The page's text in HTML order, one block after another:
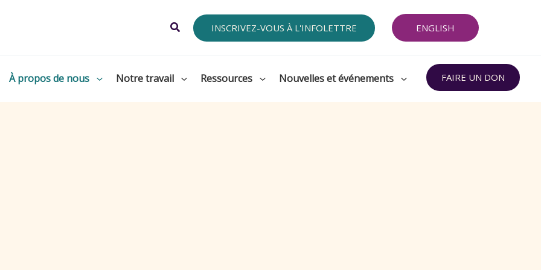
Search INSCRIVEZ-VOUS À L'INFOLETTRE ENGLISH
À propos de nous Notre travail Ressources Nouvelles et événements FAIRE UN DON